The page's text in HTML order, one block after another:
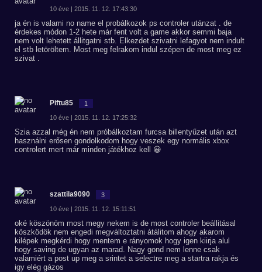
10 éve | 2015. 11. 12. 17:43:30
ja én is valami no name el probálkozok ps controler utánzat . de
érdekes módon 1-2 hete már fent volt a game akkor semmi baja
nem volt lehetett állitgatni stb. Elkezdet szivatni lefagyot nem indult
el stb letöröltem. Most meg felrakom indul szépen de most meg ez
szivat .
Piftu85 1
10 éve | 2015. 11. 12. 17:25:32
Szia azzal még én nem próbálkoztam furcsa billentyűzet után azt
használni erősen gondolkodom hogy veszek egy normális xbox
controlert mert már minden játékhoz kell 😀
szattila9090 3
10 éve | 2015. 11. 12. 15:11:51
oké köszönöm most megy nekem is de most controler beállitásal
köszködök nem engedi megváltoztatni átálitom ahogy akarom
kilépek megkérdi hogy mentem e rányomok hogy igen kiirja alul
hogy saving de ugyan az marad. Nagy gond nem lenne csak
valamiért a post up meg a srintet a selectre meg a startra rakja és
igy elég gázos